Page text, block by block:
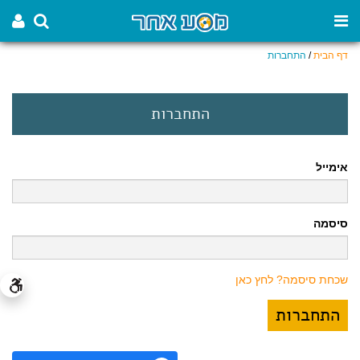
דף הבית/ התחברות
התחברות
אימייל
סיסמה
שכחת סיסמה? לחץ כאן